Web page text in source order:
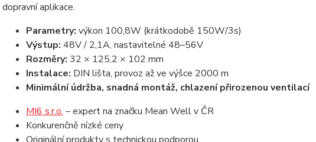
dopravní aplikace.
Parametry: výkon 100,8W (krátkodobě 150W/3s)
Výstup: 48V / 2,1A, nastavitelné 48–56V
Rozměry: 32 × 125,2 × 102 mm
Instalace: DIN lišta, provoz až ve výšce 2000 m
Minimální údržba, snadná montáž, chlazení přirozenou ventilací
MI6 s.r.o. – expert na značku Mean Well v ČR
Konkurenčně nízké ceny